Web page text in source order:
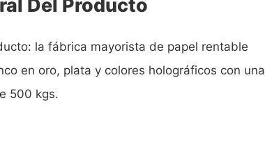
Del Producto
la fábrica mayorista de papel rentable
en oro, plata y colores holográficos con una
500 kgs.